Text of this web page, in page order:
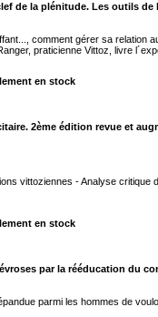
de la plénitude. Les outils de
comment gérer sa relation
praticienne Vittoz, livre
en stock
2ème édition revue et
vittoziennes - Analyse
en stock
par la rééducation du
parmi les hommes de